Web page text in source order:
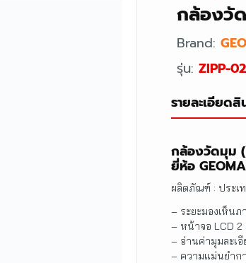
กล้องวั
Brand:
รุ่น: ZIPP-02
รายละเอียดสิ
กล้องวัดมุม
ยี่ห้อ
ผลิตภัณฑ์ : ประเ
– ระยะมองเห็น
– หน้าจอ LCD 2
– อ่านค่ามุมละเ
– ความแม่นยำก